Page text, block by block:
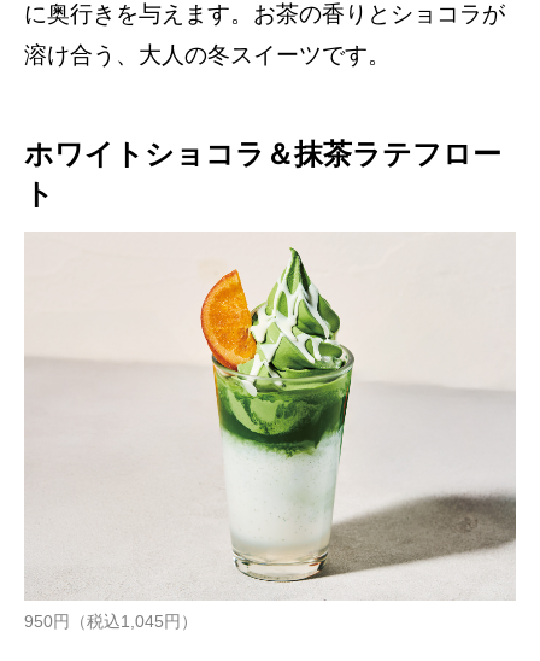
に奥行きを与えます。お茶の香りとショコラが
溶け合う、大人の冬スイーツです。
ホワイトショコラ＆抹茶ラテフロー
ト
950円（税込1,045円）